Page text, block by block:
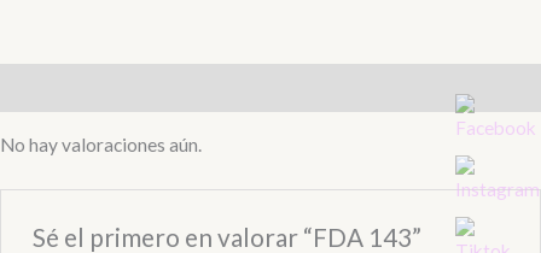
No hay valoraciones aún.
Sé el primero en valorar “FDA 143”